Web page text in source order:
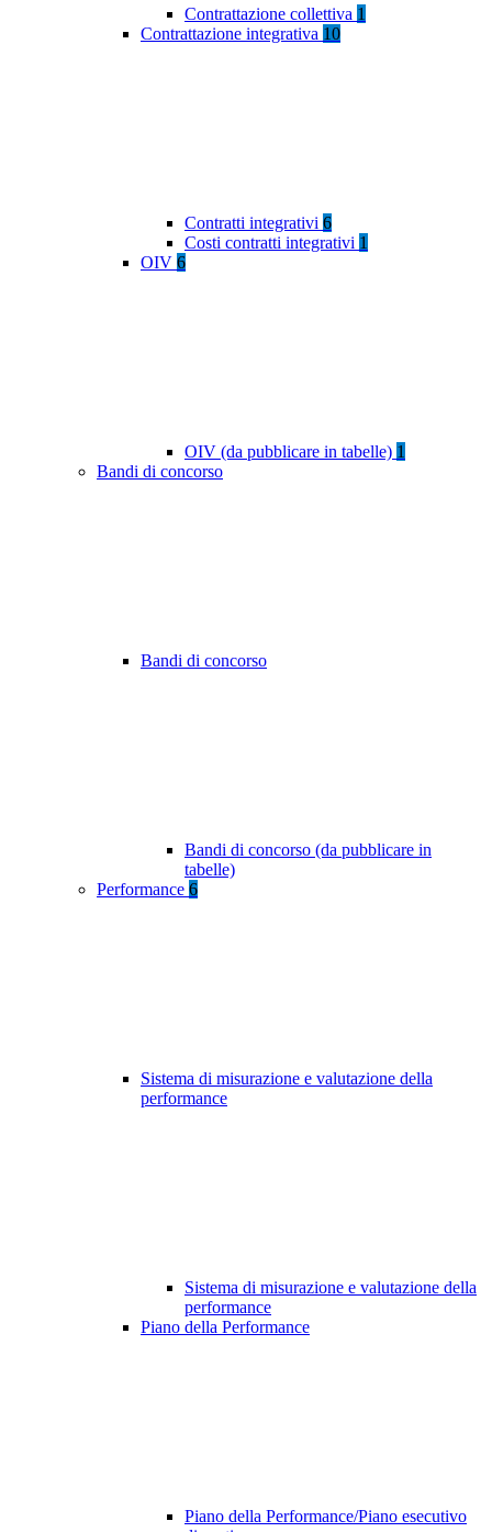
Contrattazione collettiva 1
Contrattazione integrativa 10
Contratti integrativi 6
Costi contratti integrativi 1
OIV 6
OIV (da pubblicare in tabelle) 1
Bandi di concorso
Bandi di concorso
Bandi di concorso (da pubblicare in
tabelle)
Performance 6
Sistema di misurazione e valutazione della
performance
Sistema di misurazione e valutazione della
performance
Piano della Performance
Piano della Performance/Piano esecutivo